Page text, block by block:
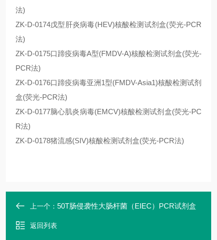
法)
ZK-D-0174戊型肝炎病毒(HEV)核酸检测试剂盒(荧光-PCR
法)
ZK-D-0175口蹄疫病毒A型(FMDV-A)核酸检测试剂盒(荧光-
PCR法)
ZK-D-0176口蹄疫病毒亚洲1型(FMDV-Asia1)核酸检测试剂
盒(荧光-PCR法)
ZK-D-0177脑心肌炎病毒(EMCV)核酸检测试剂盒(荧光-PC
R法)
ZK-D-0178猪流感(SIV)核酸检测试剂盒(荧光-PCR法)
上一个： 50T肠侵袭性大肠杆菌（EIEC）PCR试剂盒
返回列表